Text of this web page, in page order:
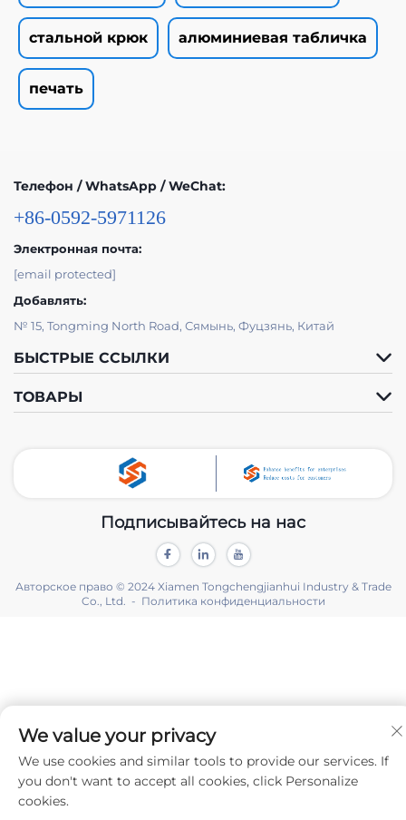
стальной крюк алюминиевая табличка
печать
Телефон / WhatsApp / WeChat:
+86-0592-5971126
Электронная почта:
[email protected]
Добавлять:
№ 15, Tongming North Road, Сямынь, Фуцзянь, Китай
БЫСТРЫЕ ССЫЛКИ
ТОВАРЫ
Подписывайтесь на нас
Авторское право © 2024 Xiamen Tongchengjianhui Industry & Trade
Co., Ltd. - Политика конфиденциальности
We value your privacy
We use cookies and similar tools to provide our services. If
you don't want to accept all cookies, click Personalize
cookies.